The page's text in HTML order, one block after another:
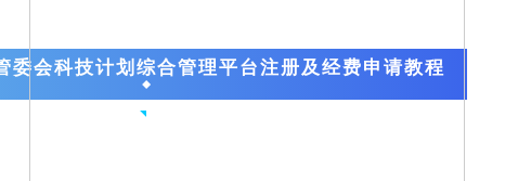
委会科技计划综合管理平台注册及经费申请教程